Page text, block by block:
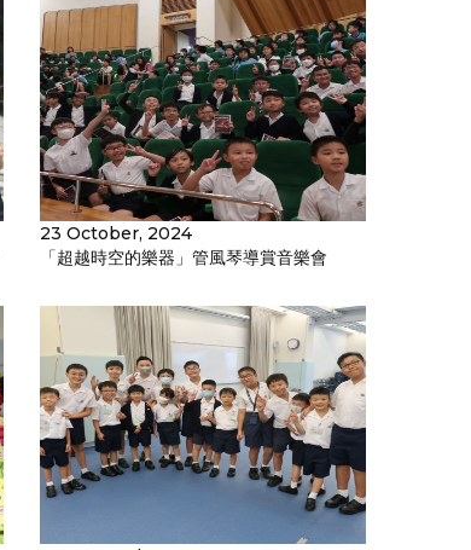
23 October, 2024
「超越時空的樂器」管風琴導賞音樂會